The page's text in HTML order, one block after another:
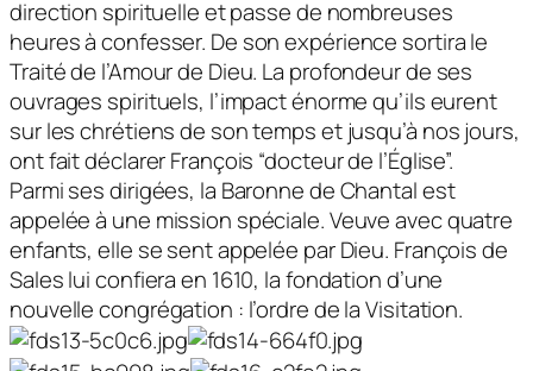
direction spirituelle et passe de nombreuses
heures à confesser. De son expérience sortira le
Traité de l’Amour de Dieu. La profondeur de ses
ouvrages spirituels, l’impact énorme qu’ils eurent
sur les chrétiens de son temps et jusqu’à nos jours,
ont fait déclarer François “docteur de l’Église”.
Parmi ses dirigées, la Baronne de Chantal est
appelée à une mission spéciale. Veuve avec quatre
enfants, elle se sent appelée par Dieu. François de
Sales lui confiera en 1610, la fondation d’une
nouvelle congrégation : l’ordre de la Visitation.